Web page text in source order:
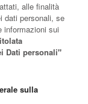
alle finalità
dati personali, se
informazioni sui
Dati personali"
sulla